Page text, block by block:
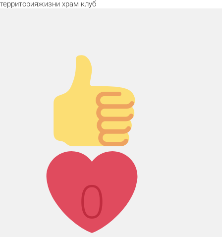
территорияжизни храм клуб
Палец вверх!
0
Лайк!